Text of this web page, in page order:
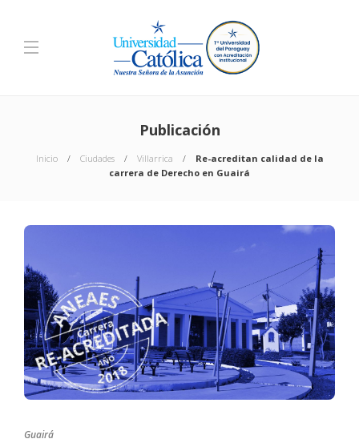
Publicación
Inicio Ciudades Villarrica
Re-acreditan calidad de la
carrera de Derecho en Guairá
Guairá